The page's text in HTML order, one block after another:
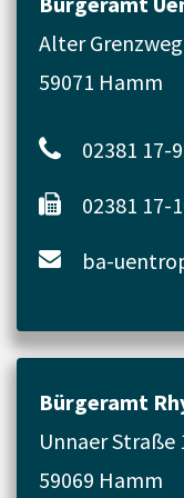
Alter
59071 Hamm
02381 17-
02381 17-
ba-
Bürgeramt
Unnaer Straße
59069 Hamm